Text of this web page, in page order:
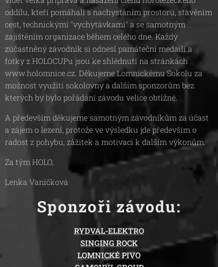
oddílu, kteří pomáhali s nachystáním prostoru, stavěním
cest, technickými "vychytávkami" a se samotným
zajištěním organizace během celého dne. Každý
zúčastněný závodník si odnesl památeční medaili a
fotky z HOLOCUPu jsou ke shlédnutí na stránkách
www.holomnice.cz. Děkujeme Lomnickému Sokolu za
možnost využití sokolovny a dalším sponzorům bez
kterých by bylo pořádání závodu velice obtížné.
A především děkujeme samotným závodníkům za účast
a zájem o lezení, protože ve výsledku jde především o
radost z pohybu, zážitek a motivaci k dalším výkonům.
Za tým HOLO,
Lenka Vaníčková
Sponzoři závodu:
RYDVAL-ELEKTRO
SINGING ROCK
LOMNICKÉ PIVO